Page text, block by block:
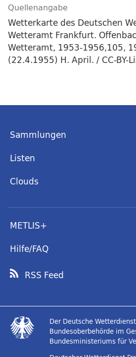
Quellenangabe
Wetterkarte des Deutschen
Wetteramt Frankfurt.
Wetteramt, 1953-1956,105,
(22.4.1955) H. April. / CC-BY-
Sammlungen
Listen
Clouds
METLIS+
Hilfe/FAQ
RSS Feed
Der Deutsche
Bundesoberbehörde im
Bundesministeriums für